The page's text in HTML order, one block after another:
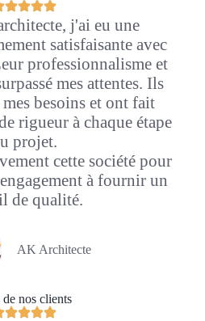
j'ai eu une
satisfaisante avec
professionnalisme et
mes attentes. Ils
besoins et ont fait
rigueur à chaque étape
projet.
cette société pour
à fournir un
de qualité.
AK Architecte
nos clients